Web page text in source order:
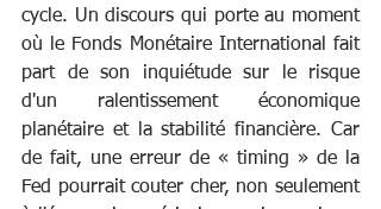
cycle. Un discours qui porte au moment
où le Fonds Monétaire International fait
part de son inquiétude sur le risque
d'un ralentissement économique
planétaire et la stabilité financière. Car
de fait, une erreur de « timing » de la
Fed pourrait couter cher, non seulement